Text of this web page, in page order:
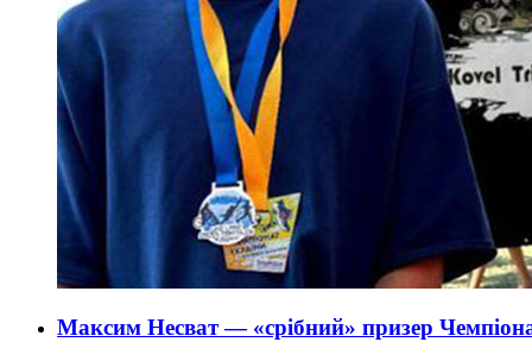
Максим Несват — «срібний» призер